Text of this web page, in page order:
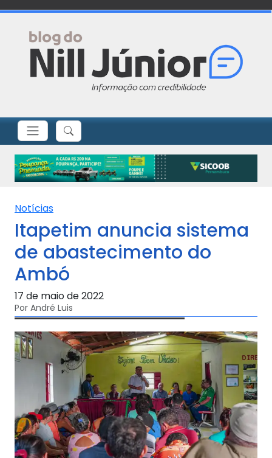
Notícias
Itapetim anuncia sistema
de abastecimento do
Ambó
17 de maio de 2022
Por André Luis